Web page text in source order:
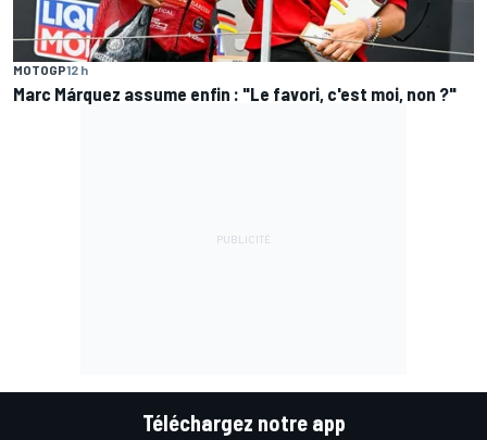
MOTOGP12 h
Marc Márquez assume enfin : "Le favori, c'est moi, non ?"
Téléchargez notre app